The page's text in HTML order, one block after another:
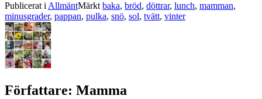
Publicerat i AllmäntMärkt baka, bröd, döttrar, lunch, mamman,
minusgrader, pappan, pulka, snö, sol, tvätt, vinter
Författare: Mamma